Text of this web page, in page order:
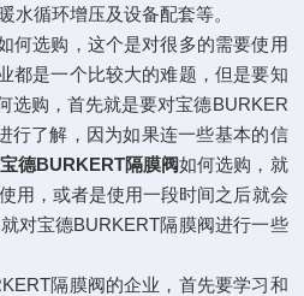
水循环增压及设备配套等。
选购，这个是对很多的需要使用
都是一个比较大的难题，但是要知
选购，首先就是要对宝德BURKER
行了解，因为如果连一些基本的信
宝德BURKERT隔膜阀如何选购，就
用，或者是使用一段时间之后就会
对宝德BURKERT隔膜阀进行一些
隔膜阀的企业，首先要学习和